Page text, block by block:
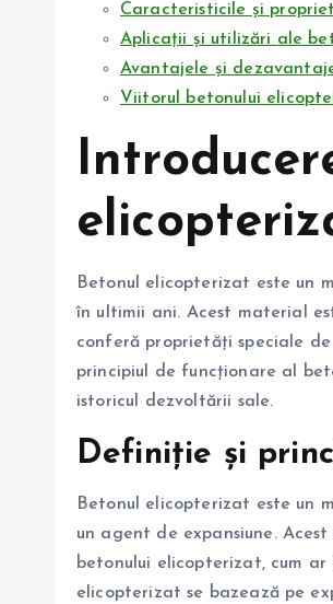
Caracteristicile și
Aplicații și utilizări ale
Avantajele și
Viitorul betonului
Betonul elicopterizat este un
în ultimii ani. Acest material
conferă proprietăți speciale
principiul de funcționare al
istoricul dezvoltării sale.
Definiție și
Betonul elicopterizat este un
un agent de expansiune.
betonului elicopterizat, cum
elicopterizat se bazează pe